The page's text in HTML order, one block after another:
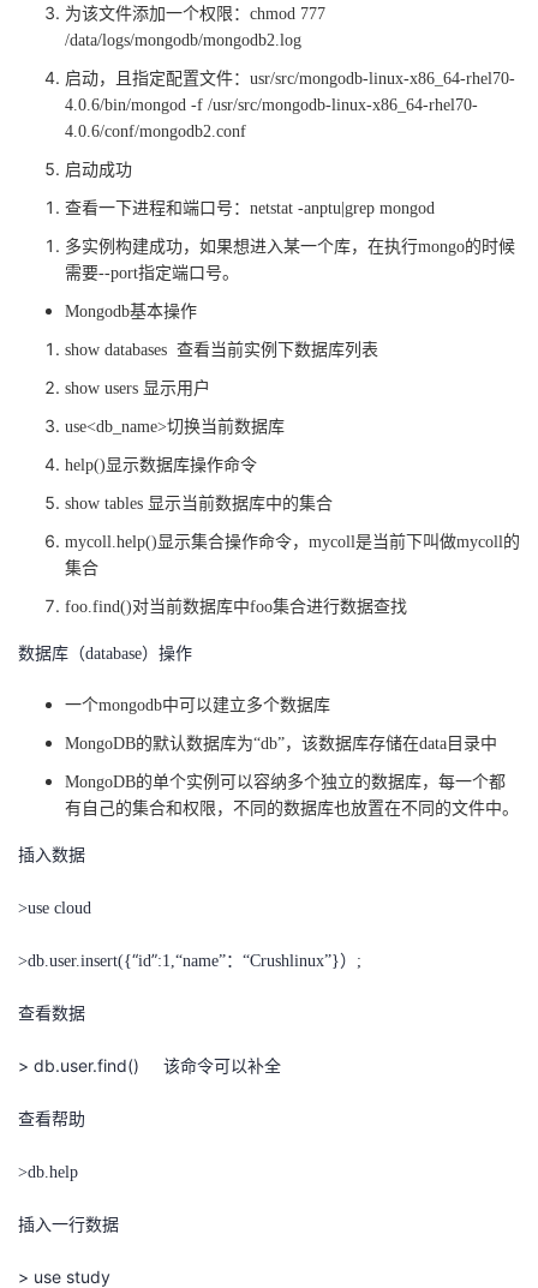
为该文件添加一个权限： chmod 777
/data/logs/mongodb/mongodb2.log
启动，且指定配置文件： usr/src/mongodb-linux-x86_64-rhel70-
4.0.6/bin/mongod -f /usr/src/mongodb-linux-x86_64-rhel70-
4.0.6/conf/mongodb2.conf
启动成功
查看一下进程和端口号： netstat -anptu|grep mongod
多实例构建成功，如果想进入某一个库，在执行mongo的时候
需要--port指定端口号。
Mongodb基本操作
show databases 查看当前实例下数据库列表
show users 显示用户
use<db_name>切换当前数据库
help()显示数据库操作命令
show tables 显示当前数据库中的集合
mycoll.help()显示集合操作命令，mycoll是当前下叫做mycoll的
集合
foo.find()对当前数据库中foo集合进行数据查找
数据库（database）操作
一个mongodb中可以建立多个数据库
MongoDB的默认数据库为“db”，该数据库存储在data目录中
MongoDB的单个实例可以容纳多个独立的数据库，每一个都
有自己的集合和权限，不同的数据库也放置在不同的文件中。
插入数据
>use cloud
>db.user.insert({“id”:1,“name”：“Crushlinux”}）;
查看数据
> db.user.find() 该命令可以补全
查看帮助
>db.help
插入一行数据
> use study